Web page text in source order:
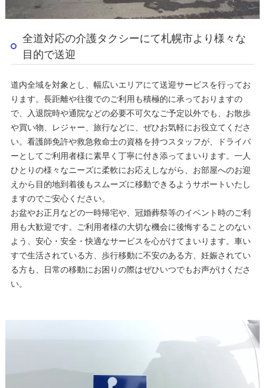
全道対応の介護タクシーにて札幌市より様々な
目的で送迎
道内全域を対象とし、幅広いエリアにて送迎サービスを行ってお
ります。長距離や往復でのご利用も積極的に承っておりますの
で、入退院時や通院などの必要不可欠なご予定以外でも、お散歩
や買い物、レジャー、旅行などに、ぜひお気軽にお役立てくださ
い。看護師免許や救急救命士の資格を持つスタッフが、ドライバ
ーとしてご利用者様に素早く丁寧に付き添ってまいります。一人
ひとりの様々なニーズに柔軟にお応えしながら、お部屋へのお迎
えから目的地到着後もスムーズに移動できるようサポートいたし
ますのでご安心ください。
お盆やお正月などの一時帰宅や、冠婚葬祭等のイベント時のご利
用も大歓迎です。ご利用者様の大切な機会に後悔することのない
よう、安心・安全・快適なサービスを心がけてまいります。車い
すで生活されている方、歩行移動に不安のある方、妊娠されてい
る方も、日常の移動にお困りの際はぜひいつでもお声がけくださ
い。